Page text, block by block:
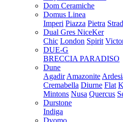
Dom Ceramiche
Domus Linea
Imperi Piazza Pietra
Dual Gres NiceKer
Chic London Spirit
DUE-G
BRECCIA PARADISO
Dune
Agadir Amazonite
Cremabella Diurne Flat
Mintons Nusa Quercus
Durstone
Indiga